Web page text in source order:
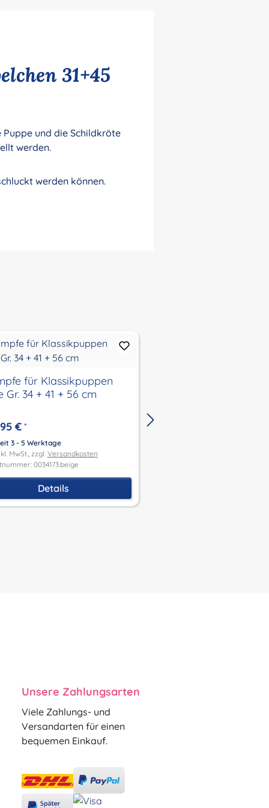
31+45
und die Schildkröte
werden.
werden können.
für Klassikpuppen
Gr. 34 + 41 + 56 cm
€*
3 - 5 Werktage
MwSt., zzgl. Versandkosten
0034173.beige
Details
Unsere Zahlungsarten
Viele Zahlungs- und
Versandarten für einen
bequemen Einkauf.